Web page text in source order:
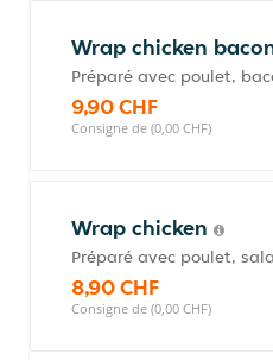
Wrap chicken
Préparé avec poulet,
9,90 CHF
Consigne de (0,00 CHF)
Wrap chicken
Préparé avec poulet,
8,90 CHF
Consigne de (0,00 CHF)